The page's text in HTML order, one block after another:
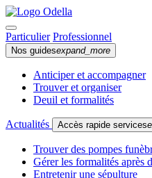
Particulier Professionnel
Nos guidesexpand_more
Anticiper et accompagner
Trouver et organiser
Deuil et formalités
Actualités Accès rapide services
Trouver des pompes
Gérer les formalités après
Entretenir une sépulture